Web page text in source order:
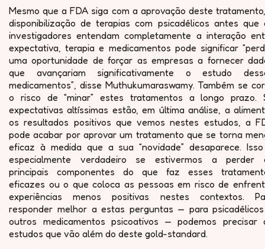
Mesmo que a FDA siga com a aprovação deste
disponibilização de terapias com psicadélicos antes que
investigadores entendam completamente a interação
expectativa, terapia e medicamentos pode significar
uma oportunidade de forçar as empresas a fornecer
que avançariam significativamente o estudo
medicamentos”, disse Muthukumaraswamy. Também se
o risco de “minar” estes tratamentos a longo prazo.
expectativas altíssimas estão, em última análise, a
os resultados positivos que vemos nestes estudos, a
pode acabar por aprovar um tratamento que se torna
eficaz à medida que a sua “novidade” desaparece.
especialmente verdadeiro se estivermos a perder
principais componentes do que faz esses
eficazes ou o que coloca as pessoas em risco de
experiências menos positivas nestes contextos.
responder melhor a estas perguntas — para
outros medicamentos psicoativos — podemos precisar
estudos que vão além do deste gold-standard.